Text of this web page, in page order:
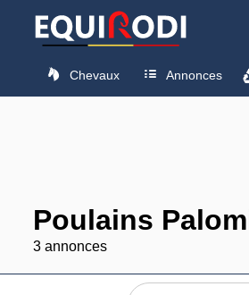
Chevaux Annonces
Poulains
3 annonces